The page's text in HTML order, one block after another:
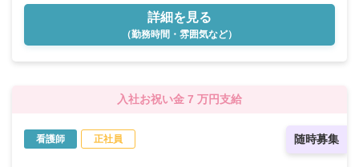
詳細を見る
（勤務時間・雰囲気など）
入社お祝い金 7 万円支給
随時募集
看護師 正社員